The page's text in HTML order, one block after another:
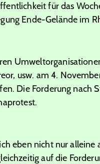
für das
Ende-Gelände im
usw. am 4.
Die Forderung nach
eben nicht nur alleine
auf die